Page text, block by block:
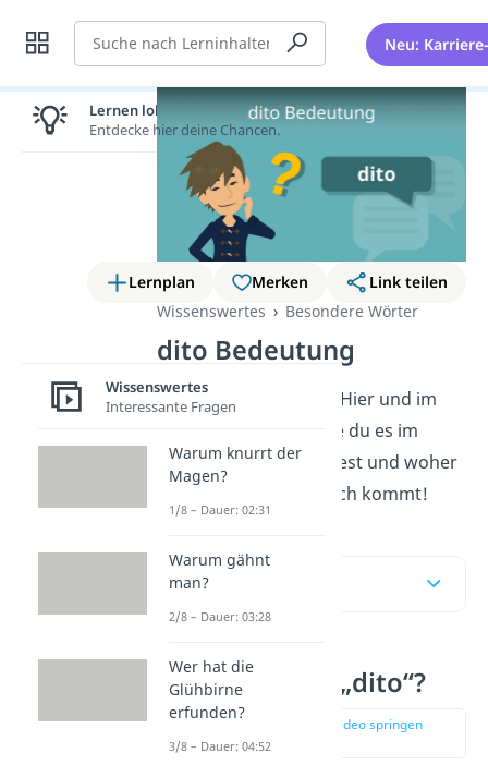
Suche Neu:
Lernplan Merken
Link teilen
Wissenswertes
Besondere Wörter
dito Bedeutung
Was bedeutet
? Hier und im
erfährst du, wie du es im
Alltag richtig verwendest und woher
der Begriff ursprünglich kommt!
Inhaltsübersicht
Was bedeutet „dito“?
zur Stelle im Video springen
(00:11)
Lernen lohnt sich!
Entdecke hier deine Chancen.
Wissenswertes
Interessante Fragen
Warum knurrt der
Magen?
1/8 – Dauer: 02:31
Warum gähnt
man?
2/8 – Dauer: 03:28
Wer hat die
Glühbirne
erfunden?
3/8 – Dauer: 04:52